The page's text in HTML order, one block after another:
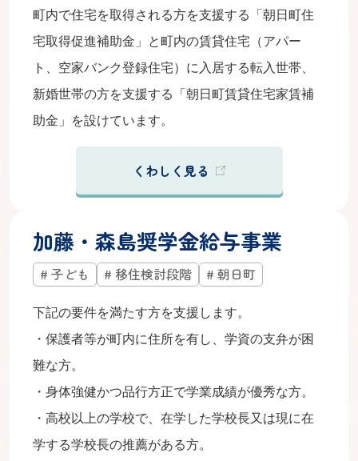
町内で住宅を取得される方を支援する「朝日町住
宅取得促進補助金」と町内の賃貸住宅（アパー
ト、空家バンク登録住宅）に入居する転入世帯、
新婚世帯の方を支援する「朝日町賃貸住宅家賃補
助金」を設けています。
くわしく見る
加藤・森島奨学金給与事業
子ども 移住検討段階 朝日町
下記の要件を満たす方を支援します。
・保護者等が町内に住所を有し、学資の支弁が困
難な方。
・身体強健かつ品行方正で学業成績が優秀な方。
・高校以上の学校で、在学した学校長又は現に在
学する学校長の推薦がある方。